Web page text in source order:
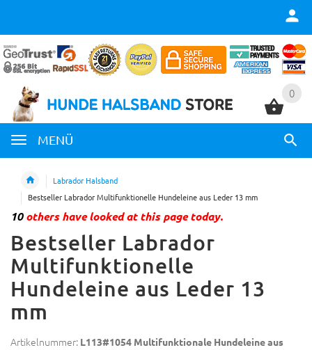
0
MENÜ
0
Labrador Halsband
Bestseller Labrador Multifunktionelle Hundeleine aus Leder 13 mm
10others have looked at this page today.
Bestseller Labrador
Multifunktionelle
Hundeleine aus Leder 13
mm
Artikelnummer: L113#1054 Multifunktionale Hundeleine aus